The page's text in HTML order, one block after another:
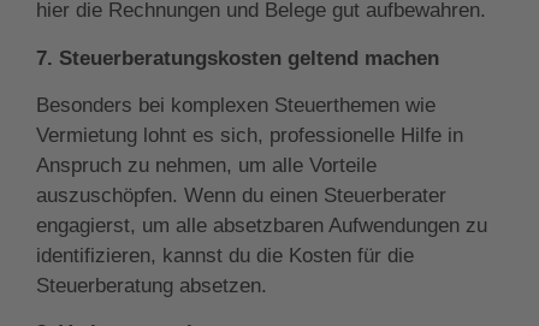
hier die Rechnungen und Belege gut aufbewahren.
7. Steuerberatungskosten geltend machen
Besonders bei komplexen Steuerthemen wie
Vermietung lohnt es sich, professionelle Hilfe in
Anspruch zu nehmen, um alle Vorteile
auszuschöpfen. Wenn du einen Steuerberater
engagierst, um alle absetzbaren Aufwendungen zu
identifizieren, kannst du die Kosten für die
Steuerberatung absetzen.